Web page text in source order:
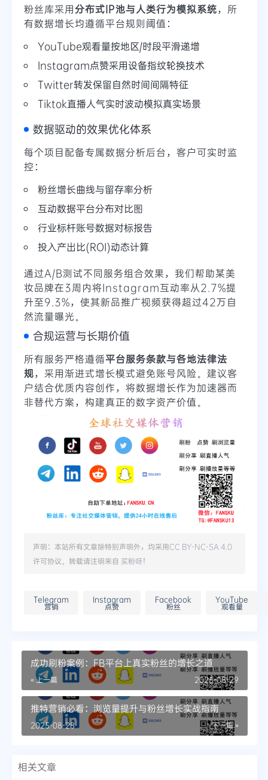
粉丝库采用分布式IP池与人类行为模拟系统，所
有数据增长均遵循平台规则阈值：
YouTube观看量按地区/时段平滑递增
Instagram点赞采用设备指纹轮换技术
Twitter转发保留自然时间间隔特征
Tiktok直播人气实时波动模拟真实场景
数据驱动的效果优化体系
每个项目配备专属数据分析后台，客户可实时监
控：
粉丝增长曲线与留存率分析
互动数据平台分布对比图
行业标杆账号数据对标报告
投入产出比(ROI)动态计算
通过A/B测试不同服务组合效果，我们帮助某美
妆品牌在3周内将Instagram互动率从2.7%提
升至9.3%，使其新品推广视频获得超过42万自
然流量曝光。
合规运营与长期价值
所有服务严格遵循平台服务条款与各地法律法
规，采用渐进式增长模式避免账号风险。建议客
户结合优质内容创作，将数据增长作为加速器而
非替代方案，构建真正的数字资产价值。
声明：本站所有文章除特别声明外，均采用CC BY-NC-SA 4.0
许可协议。转载请注明来自 买粉呀！
Telegram
营销
Instagram
点赞
Facebook
粉丝
YouTube
观看量
成功刷粉案例：FB平台上真实粉丝的增长之道
« 上一篇 2025-08-29
推特营销必看：浏览量提升与粉丝增长实战指南
下一篇 »
2025-08-28
相关文章